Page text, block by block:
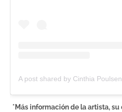
*Más información de la artista,